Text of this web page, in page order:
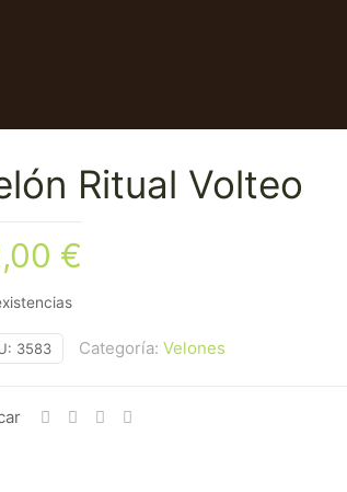
Ritual Volteo
€
3583 Categoría: Velones